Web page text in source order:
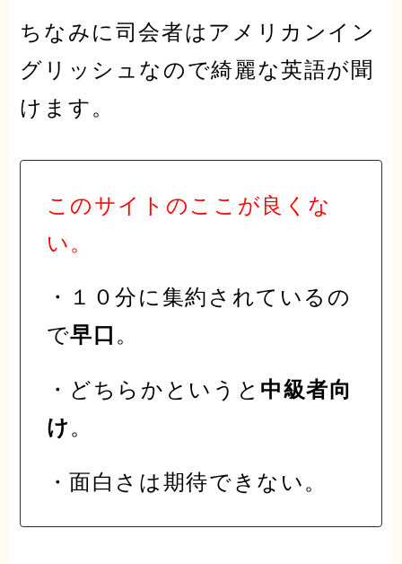
ちなみに司会者は アメリカンイン
グリッシュ なので綺麗な英語が聞
けます。
このサイトのここが良くな
い。
・１０分に集約されているの
で早口 。
・どちらかというと 中級者向
け。
・面白さは期待できない。